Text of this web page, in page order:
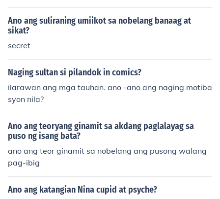
dito ang pagkakasunud-sunod ng mga pangyayari-nob
ela ng tauhan-dito naman, ang mga katauhan, hangari
n at mga pangangailangan ng mga tauhan-romansa-
mga pangyayari ay umiikot sa pag-iibigan ng mga tau
pangunahaing tauhan.-nobela ng kasaysayan-tumatal
akay sa mga pangyayaring may kinalaman sa kasaysa
yan ng bayan
Ano ang suliraning umiikot sa nobelang banaag at
sikat?
secret
Naging sultan si pilandok in comics?
ilarawan ang mga tauhan. ano -ano ang naging motiba
syon nila?
Ano ang teoryang ginamit sa akdang paglalayag sa
puso ng isang bata?
ano ang teor ginamit sa nobelang ang pusong walang
pag-ibig
Ano ang katangian Nina cupid at psyche?